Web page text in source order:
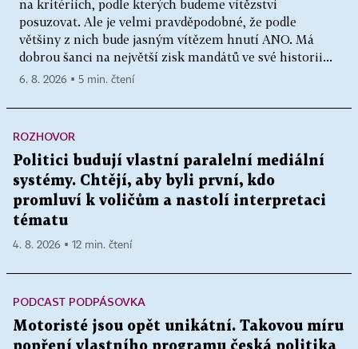
na kritériích, podle kterých budeme vítězství
posuzovat. Ale je velmi pravděpodobné, že podle
většiny z nich bude jasným vítězem hnutí ANO. Má
dobrou šanci na největší zisk mandátů ve své historii...
6. 8. 2026 ▪ 5 min. čtení
ROZHOVOR
Politici budují vlastní paralelní mediální
systémy. Chtějí, aby byli první, kdo
promluví k voličům a nastolí interpretaci
tématu
4. 8. 2026 ▪ 12 min. čtení
PODCAST PODPÁSOVKA
Motoristé jsou opět unikátní. Takovou míru
popření vlastního programu česká politika